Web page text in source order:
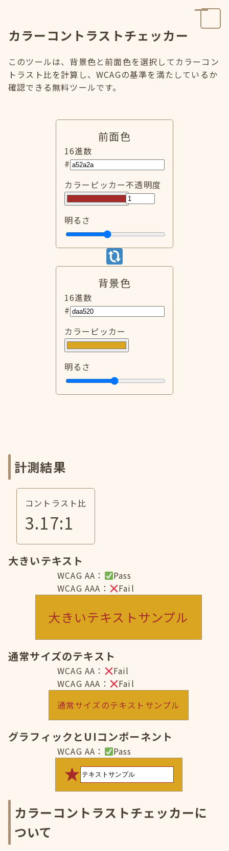
カラーコントラストチェッカー
このツールは、背景色と前面色を選択してカラーコン
トラスト比を計算し、WCAGの基準を満たしているか
確認できる無料ツールです。
前面色
16進数
#
カラーピッカー不透明度
明るさ
背景色
16進数
#
カラーピッカー
明るさ
計測結果
コントラスト比
3.17:1
大きいテキスト
WCAG AA：
Pass
WCAG AAA：
Fail
大きいテキストサンプル
通常サイズのテキスト
WCAG AA：
Fail
WCAG AAA：
Fail
通常サイズのテキストサンプル
グラフィックとUIコンポーネント
WCAG AA： Pass
カラーコントラストチェッカーに
ついて